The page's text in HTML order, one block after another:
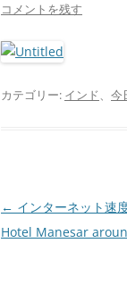
コメントを残す
カテゴリー: インド、 今
投
稿
← インターネット速
Hotel Manesar